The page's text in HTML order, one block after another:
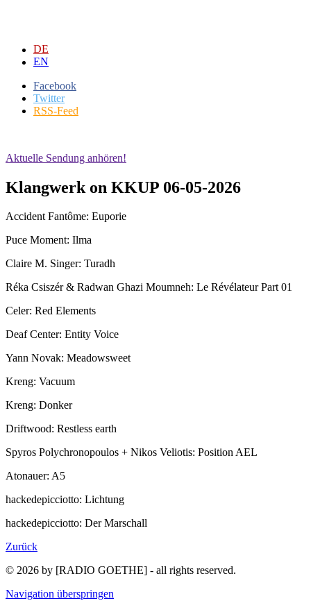
DE
EN
Facebook
Twitter
RSS-Feed
Aktuelle Sendung anhören!
Klangwerk on KKUP 06-05-2026
Accident Fantôme: Euporie
Puce Moment: Ilma
Claire M. Singer: Turadh
Réka Csiszér & Radwan Ghazi Moumneh: Le Révélateur Part 01
Celer: Red Elements
Deaf Center: Entity Voice
Yann Novak: Meadowsweet
Kreng: Vacuum
Kreng: Donker
Driftwood: Restless earth
Spyros Polychronopoulos + Nikos Veliotis: Position AEL
Atonauer: A5
hackedepicciotto: Lichtung
hackedepicciotto: Der Marschall
Zurück
© 2026 by [RADIO GOETHE] - all rights reserved.
Navigation überspringen